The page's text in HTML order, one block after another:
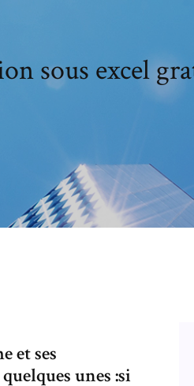
sous excel
et ses
unes :si